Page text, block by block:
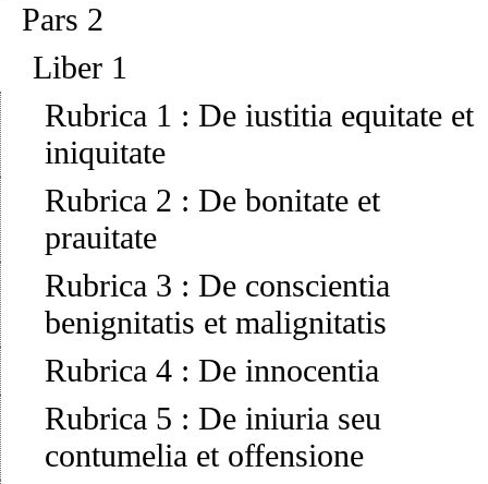
Pars 2
Liber 1
Rubrica 1 : De iustitia equitate et
iniquitate
Rubrica 2 : De bonitate et
prauitate
Rubrica 3 : De conscientia
benignitatis et malignitatis
Rubrica 4 : De innocentia
Rubrica 5 : De iniuria seu
contumelia et offensione